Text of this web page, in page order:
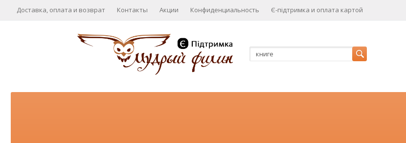
Доставка, оплата и возврат Контакты Акции Конфиденциальность Є-підтримка и оплата картой